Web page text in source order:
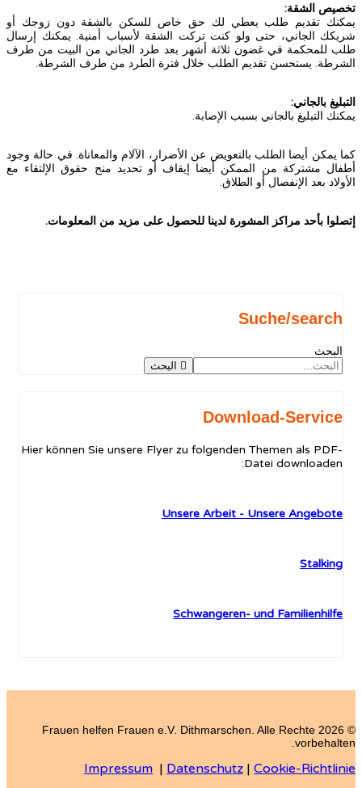
تخصيص الشقة:
يمكنك تقديم طلب يعطي لك حق خاص للسكن بالشقة دون زوجك أو
شريكك الجاني، حتى ولو كنت تركت الشقة لأسباب أمنية. يمكنك إرسال
طلب للمحكمة في غضون ثلاثة أشهر بعد طرد الجاني من البيت من طرف
الشرطة. يستحسن تقديم الطلب خلال فترة الطرد من طرف الشرطة.
التبليغ بالجاني:
يمكنك التبليغ بالجاني بسبب الإصابة.
كما يمكن أيضا الطلب بالتعويض عن الأضرار، الآلام والمعاناة. في حالة وجود
أطفال مشتركة من الممكن أيضا إيقاف أو تحديد منح حقوق الإلتقاء مع
الأولاد بعد الإنفصال أو الطلاق.
إتصلوا بأحد مراكز المشورة لدينا للحصول على مزيد من المعلومات.
Suche/search
البحث
البحث
Download-Service
Hier können Sie unsere Flyer zu folgenden Themen als PDF-
Datei downloaden:
Unsere Arbeit - Unsere Angebote
Stalking
Schwangeren- und Familienhilfe
© 2026 Frauen helfen Frauen e.V. Dithmarschen. Alle Rechte
vorbehalten.
Impressum | Datenschutz | Cookie-Richtlinie